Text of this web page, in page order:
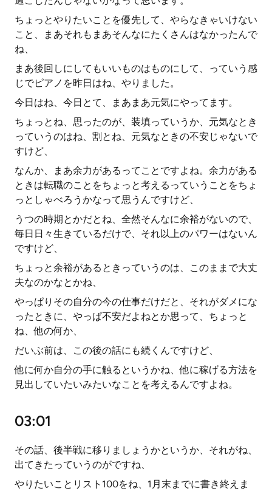
ちょっとやりたいことを優先して、やらなきゃいけない
こと、まあそれもまあそんなにたくさんはなかったんで
ね、
まあ後回しにしてもいいものはものにして、っていう感
じでピアノを昨日はね、やりました。
今日はね、今日とて、まあまあ元気にやってます。
ちょっとね、思ったのが、装填っていうか、元気なとき
っていうのはね、割とね、元気なときの不安じゃないで
すけど、
なんか、まあ余力があるってことですよね。余力がある
ときは転職のことをちょっと考えるっていうことをちょ
っとしゃべろうかなって思うんですけど、
うつの時期とかだとね、全然そんなに余裕がないので、
毎日日々生きているだけで、それ以上のパワーはないん
ですけど、
ちょっと余裕があるときっていうのは、このままで大丈
夫なのかなとかね、
やっぱりその自分の今の仕事だけだと、それがダメにな
ったときに、やっぱ不安だよねとか思って、ちょっと
ね、他の何か、
だいぶ前は、この後の話にも続くんですけど、
他に何か自分の手に触るというかね、他に稼げる方法を
見出していたいみたいなことを考えるんですよね。
03:01
その話、後半戦に移りましょうかというか、それがね、
出てきたっていうのがですね、
やりたいことリスト100をね、1月末までに書き終えま